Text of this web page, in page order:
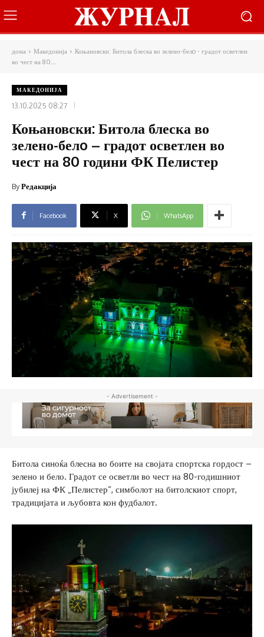
дома Македонија
Коњановски: Битола блеска во зелено-белo - градот осветлен
во чест на 80...
МАКЕДОНИЈА
13.10.2025 08:27
Коњановски: Битола блеска во
зелено-белo – градот осветлен во
чест на 80 години ФК Пелистер
ByРедакција
Facebook X WhatsApp
- Advertisement -
Битола синоќа блесна во боите на својата спортска гордост –
зелено и бело. Градот се осветли во чест на 80-годишниот
јубилеј на ФК „Пелистер“, симболот на битолскиот спорт,
традицијата и љубовта кон фудбалот.